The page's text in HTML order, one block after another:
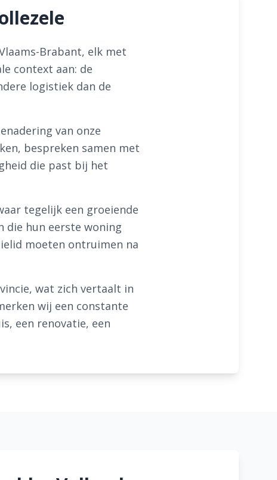
Brabant, elk met
context aan: de
logistiek dan de
van onze
bespreken samen met
die past bij het
tegelijk een groeiende
die hun eerste woning
moeten ontruimen na
wat zich vertaalt in
wij een constante
een renovatie, een